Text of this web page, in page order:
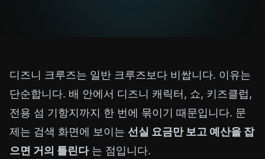
디즈니 크루즈는 일반 크루즈보다 비쌉니다. 이유는
단순합니다. 배 안에서 디즈니 캐릭터, 쇼, 키즈클럽,
전용 섬 기항지까지 한 번에 묶이기 때문입니다. 문
제는 검색 화면에 보이는 선실 요금만 보고 예산을 잡
으면 거의 틀린다는 점입니다.